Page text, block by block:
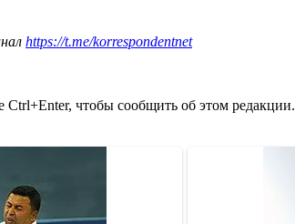
https://t.me/korrespondentnet
чтобы сообщить об этом редакции.